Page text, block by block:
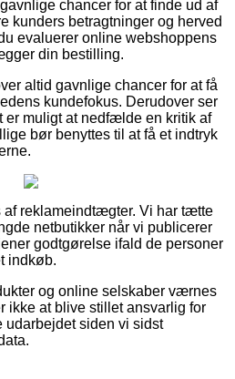
chancer for at finde ud af
betragtninger og herved
evaluerer online webshoppens
din bestilling.
altid gavnlige chancer for at få
kundefokus. Derudover ser
er muligt at nedfælde en kritik af
bør benyttes til at få et indtryk
af reklameindtægter. Vi har tætte
netbutikker når vi publicerer
godtgørelse ifald de personer
indkøb.
og online selskaber værnes
ikke at blive stillet ansvarlig for
siden vi sidst